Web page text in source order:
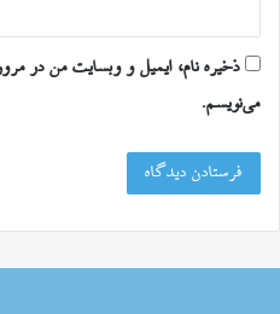
ذخیره نام، ایمیل و وبسایت من در
می‌نویسم.